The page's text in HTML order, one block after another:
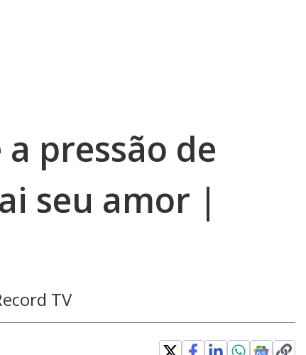
pressão de
seu amor |
TV